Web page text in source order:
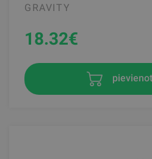
GRAVITY
18.32€